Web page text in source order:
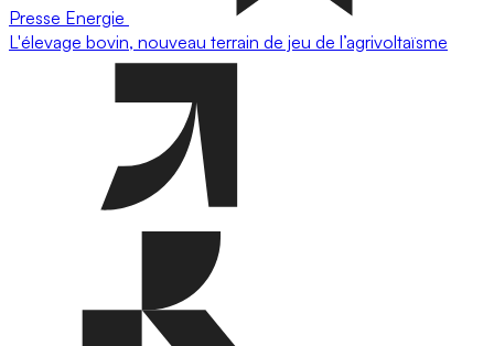
Presse Energie
L'élevage bovin, nouveau terrain de jeu de l’agrivoltaïsme